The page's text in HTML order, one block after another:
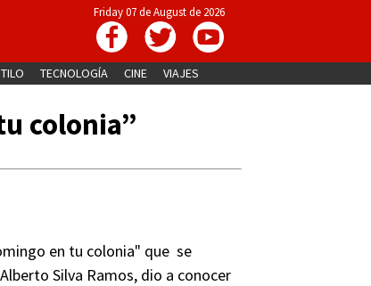
Friday 07 de August de 2026
TECNOLOGÍA CINE VIAJES
colonia”
en tu colonia" que se
Silva Ramos, dio a conocer